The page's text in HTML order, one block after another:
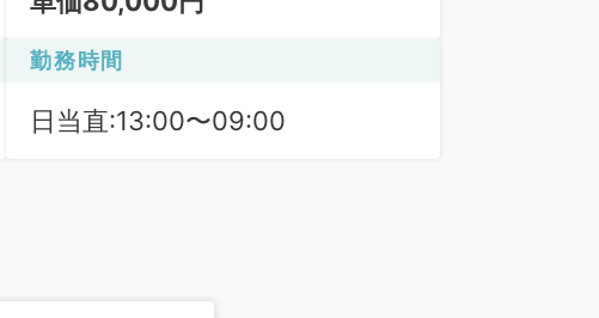
勤務時間
日当直:13:00〜09:00